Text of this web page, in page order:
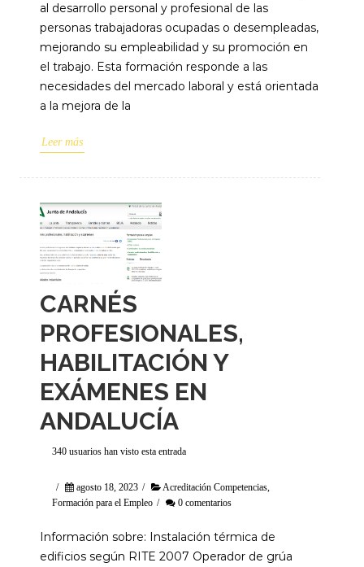
al desarrollo personal y profesional de las
personas trabajadoras ocupadas o desempleadas,
mejorando su empleabilidad y su promoción en
el trabajo. Esta formación responde a las
necesidades del mercado laboral y está orientada
a la mejora de la
Leer más
CARNÉS
PROFESIONALES,
HABILITACIÓN Y
EXÁMENES EN
ANDALUCÍA
340 usuarios han visto esta entrada
/ agosto 18, 2023 / Acreditación Competencias
Formación para el Empleo / 0 comentarios
Información sobre: Instalación térmica de
edificios según RITE 2007 Operador de grúa